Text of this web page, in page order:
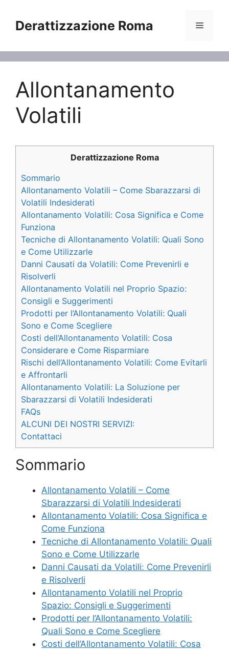
contenuto
Derattizzazione Roma Menu
Allontanamento
Volatili
Derattizzazione Roma
Sommario
Allontanamento Volatili – Come Sbarazzarsi di
Volatili Indesiderati
Allontanamento Volatili: Cosa Significa e Come
Funziona
Tecniche di Allontanamento Volatili: Quali Sono
e Come Utilizzarle
Danni Causati da Volatili: Come Prevenirli e
Risolverli
Allontanamento Volatili nel Proprio Spazio:
Consigli e Suggerimenti
Prodotti per l’Allontanamento Volatili: Quali
Sono e Come Scegliere
Costi dell’Allontanamento Volatili: Cosa
Considerare e Come Risparmiare
Rischi dell’Allontanamento Volatili: Come Evitarli
e Affrontarli
Allontanamento Volatili: La Soluzione per
Sbarazzarsi di Volatili Indesiderati
FAQs
ALCUNI DEI NOSTRI SERVIZI:
Contattaci
Sommario
Allontanamento Volatili – Come
Sbarazzarsi di Volatili Indesiderati
Allontanamento Volatili: Cosa Significa e
Come Funziona
Tecniche di Allontanamento Volatili: Quali
Sono e Come Utilizzarle
Danni Causati da Volatili: Come Prevenirli
e Risolverli
Allontanamento Volatili nel Proprio
Spazio: Consigli e Suggerimenti
Prodotti per l’Allontanamento Volatili:
Quali Sono e Come Scegliere
Costi dell’Allontanamento Volatili: Cosa